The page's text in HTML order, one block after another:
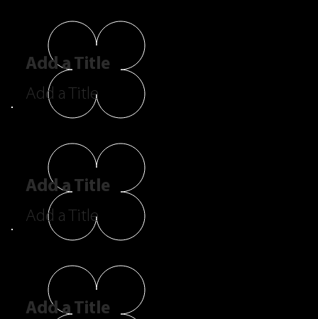
Add a Title
Add a Title
Add a Title
Add a Title
Add a Title